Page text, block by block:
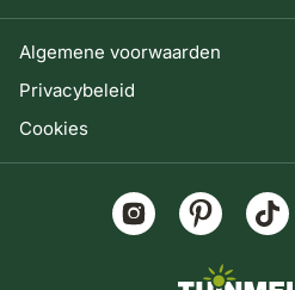
Algemene voorwaarden
Privacybeleid
Cookies